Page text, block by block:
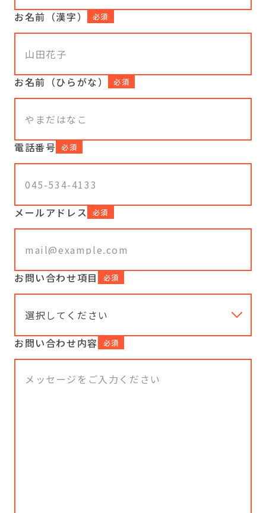
お名前（漢字） 必須
お名前（ひらがな） 必須
電話番号 必須
メールアドレス 必須
お問い合わせ項目 必須
お問い合わせ内容 必須